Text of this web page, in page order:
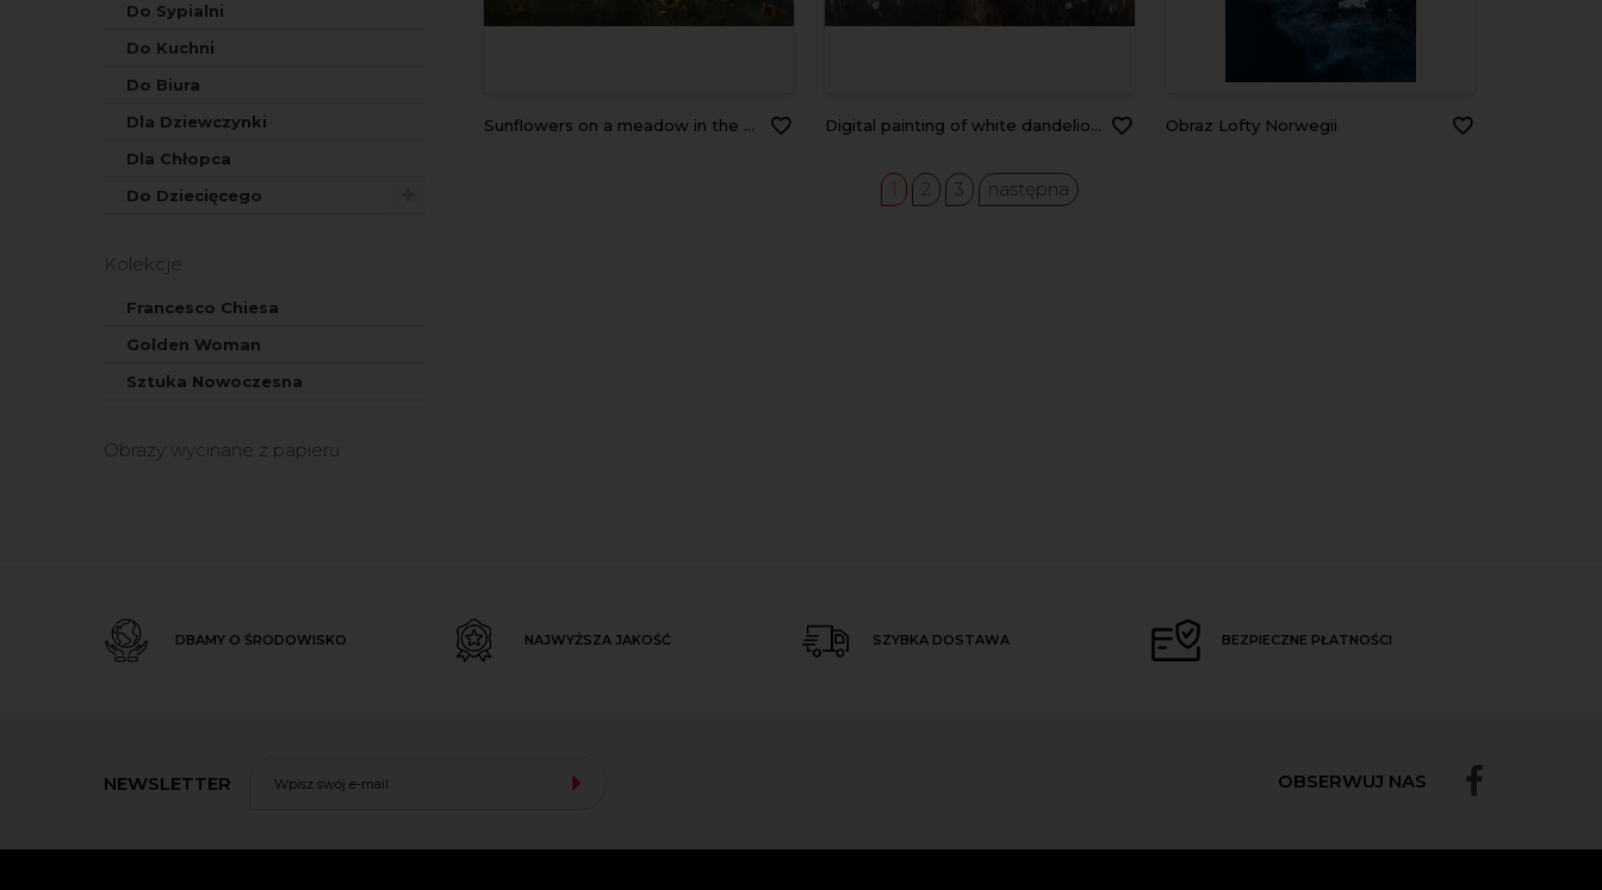
Do Sypialni
Do Kuchni
Do Biura
Dla Dziewczynki
Dla Chłopca
Do Dziecięcego
Kolekcje
Francesco Chiesa
Golden Woman
Sztuka Nowoczesna
Obrazy wycinane z papieru
Sunflowers on a meadow in the mountains. Digital painting. Digital painting of white dandelions in a foggy field. Obraz Lofty Norwegii
1 2 3 następna
DBAMY O ŚRODOWISKO NAJWYŻSZA JAKOŚĆ SZYBKA DOSTAWA BEZPIECZNE PŁATNOŚCI
NEWSLETTER OBSERWUJ NAS